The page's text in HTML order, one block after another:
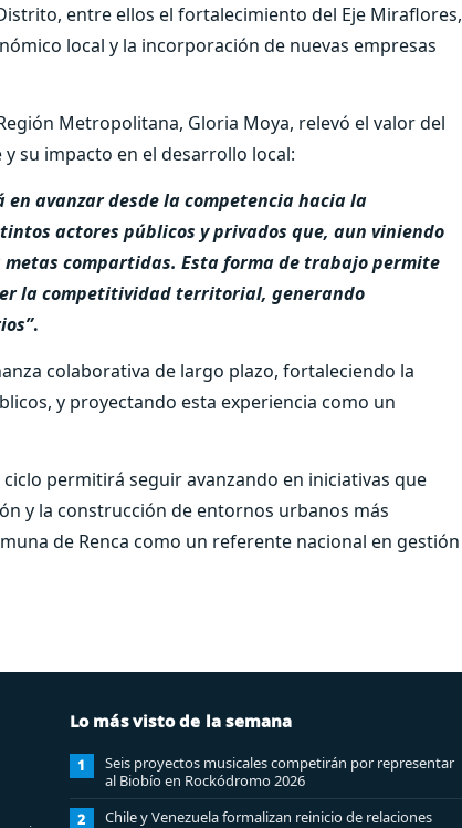
entre ellos el fortalecimiento del Eje Miraflores,
local y la incorporación de nuevas empresas
Metropolitana, Gloria Moya, relevó el valor del
su impacto en el desarrollo local:
avanzar desde la competencia hacia la
actores públicos y privados que, aun viniendo
compartidas. Esta forma de trabajo permite
la competitividad territorial, generando
.
colaborativa de largo plazo, fortaleciendo la
y proyectando esta experiencia como un
permitirá seguir avanzando en iniciativas que
y la construcción de entornos urbanos más
de Renca como un referente nacional en gestión
Lo más visto de la semana
1
Seis proyectos musicales competirán por representar
al Biobío en Rockódromo 2026
2
Chile y Venezuela formalizan reinicio de relaciones